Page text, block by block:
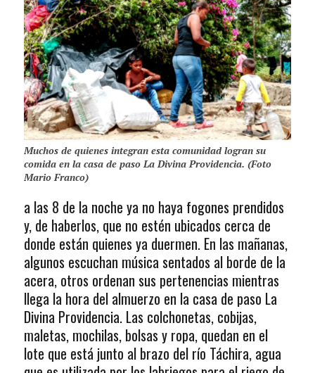
Muchos de quienes integran esta comunidad logran su
comida en la casa de paso La Divina Providencia. (Foto
Mario Franco)
a las 8 de la noche ya no haya fogones prendidos
y, de haberlos, que no estén ubicados cerca de
donde están quienes ya duermen. En las mañanas,
algunos escuchan música sentados al borde de la
acera, otros ordenan sus pertenencias mientras
llega la hora del almuerzo en la casa de paso La
Divina Providencia. Las colchonetas, cobijas,
maletas, mochilas, bolsas y ropa, quedan en el
lote que está junto al brazo del río Táchira, agua